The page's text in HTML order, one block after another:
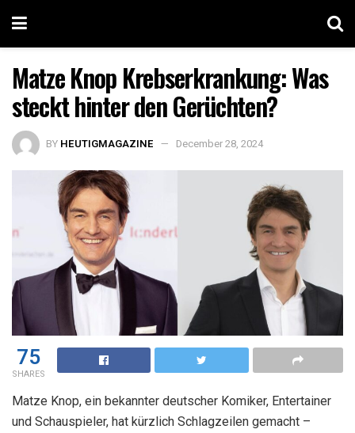
Matze Knop Krebserkrankung: Was
steckt hinter den Gerüchten?
BY HEUTIGMAGAZINE December 28, 2024
75
SHARES
Matze Knop, ein bekannter deutscher Komiker, Entertainer
und Schauspieler, hat kürzlich Schlagzeilen gemacht –